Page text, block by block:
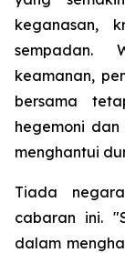
keganasan,
sempadan.
keamanan,
bersama
hegemoni
menghantui
Tiada
cabaran ini.
dalam